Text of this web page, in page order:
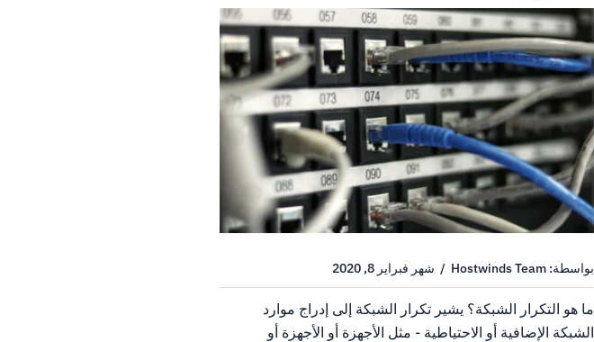
بواسطة: Hostwinds Team / شهر فبراير 8, 2020
ما هو التكرار الشبكة؟ يشير تكرار الشبكة إلى إدراج موارد
الشبكة الإضافية أو الاحتياطية - مثل الأجهزة أو الأجهزة أو